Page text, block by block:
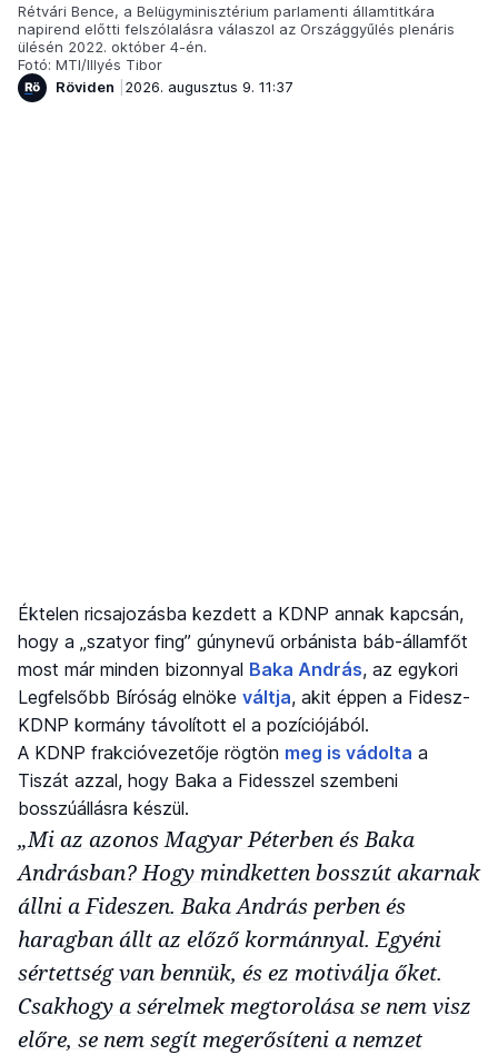
Rétvári Bence, a Belügyminisztérium parlamenti államtitkára
napirend előtti felszólalásra válaszol az Országgyűlés plenáris
ülésén 2022. október 4-én.
Fotó: MTI/Illyés Tibor
Röviden
2026. augusztus 9. 11:37
Éktelen ricsajozásba kezdett a KDNP annak kapcsán,
hogy a „szatyor fing” gúnynevű orbánista báb-államfőt
most már minden bizonnyal Baka András, az egykori
Legfelsőbb Bíróság elnöke váltja, akit éppen a Fidesz-
KDNP kormány távolított el a pozíciójából.
A KDNP frakcióvezetője rögtön meg is vádolta a
Tiszát azzal, hogy Baka a Fidesszel szembeni
bosszúállásra készül.
„Mi az azonos Magyar Péterben és Baka
Andrásban? Hogy mindketten bosszút akarnak
állni a Fideszen. Baka András perben és
haragban állt az előző kormánnyal. Egyéni
sértettség van bennük, és ez motiválja őket.
Csakhogy a sérelmek megtorolása se nem visz
előre, se nem segít megerősíteni a nemzet